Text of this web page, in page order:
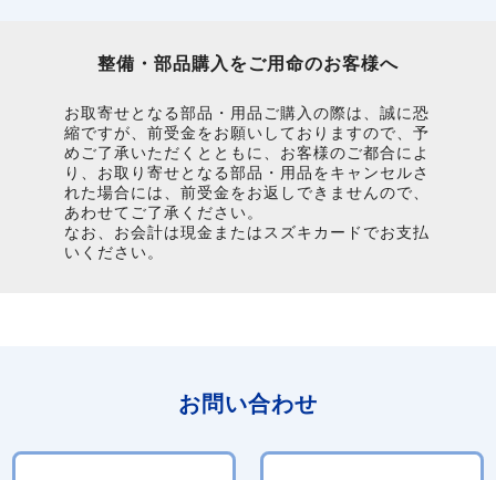
整備・部品購入をご用命のお客様へ
お取寄せとなる部品・用品ご購入の際は、誠に恐
縮ですが、前受金をお願いしておりますので、予
めご了承いただくとともに、お客様のご都合によ
り、お取り寄せとなる部品・用品をキャンセルさ
れた場合には、前受金をお返しできませんので、
あわせてご了承ください。
なお、お会計は現金またはスズキカードでお支払
いください。
お問い合わせ